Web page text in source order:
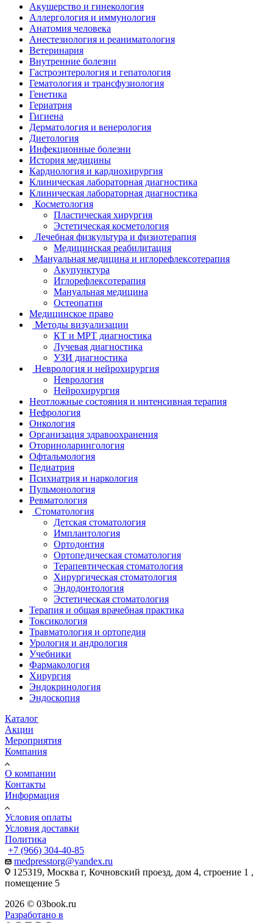
Акушерство и гинекология
Аллергология и иммунология
Анатомия человека
Анестезиология и реаниматология
Ветеринария
Внутренние болезни
Гастроэнтерология и гепатология
Гематология и трансфузиология
Генетика
Гериатрия
Гигиена
Дерматология и венерология
Диетология
Инфекционные болезни
История медицины
Кардиология и кардиохирургия
Клиническая лабораторная диагностика
Клиническая лабораторная диагностика
Косметология
Пластическая хирургия
Эстетическая косметология
Лечебная физкультура и физиотерапия
Медицинская реабилитация
Мануальная медицина и иглорефлексотерапия
Акупунктура
Иглорефлексотерапия
Мануальная медицина
Остеопатия
Медицинское право
Методы визуализации
КТ и МРТ диагностика
Лучевая диагностика
УЗИ диагностика
Неврология и нейрохирургия
Неврология
Нейрохирургия
Неотложные состояния и интенсивная терапия
Нефрология
Онкология
Организация здравоохранения
Оториноларингология
Офтальмология
Педиатрия
Психиатрия и наркология
Пульмонология
Ревматология
Стоматология
Детская стоматология
Имплантология
Ортодонтия
Ортопедическая стоматология
Терапевтическая стоматология
Хирургическая стоматология
Эндодонтология
Эстетическая стоматология
Терапия и общая врачебная практика
Токсикология
Травматология и ортопедия
Урология и андрология
Учебники
Фармакология
Хирургия
Эндокринология
Эндоскопия
Каталог
Акции
Мероприятия
Компания
О компании
Контакты
Информация
Условия оплаты
Условия доставки
Политика
+7 (966) 304-40-85
medpresstorg@yandex.ru
125319, Москва г, Кочновский проезд, дом 4, строение 1 ,
помещение 5
2026 © 03book.ru
Разработано в